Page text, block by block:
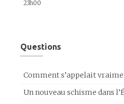
23h00
Questions
Comment s’appelait
Un nouveau schisme dans